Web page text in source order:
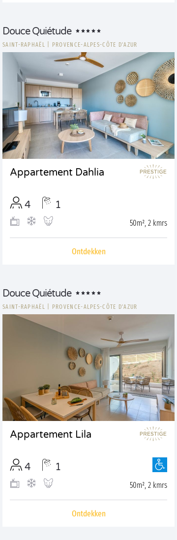
Douce Quiétude
SAINT-RAPHAËL PROVENCE-ALPES-CÔTE D'AZUR
Appartement Dahlia
4 1
50m², 2 kmrs
Ontdekken
Douce Quiétude
SAINT-RAPHAËL PROVENCE-ALPES-CÔTE D'AZUR
Appartement Lila
4 1
50m², 2 kmrs
Ontdekken